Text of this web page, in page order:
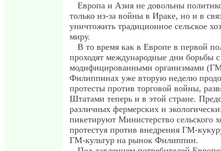
Европа и Азия не довольны
только из-за войны в Ираке, но и в
уничтожить традиционное сельское
миру.
В то время как в Европе в первой
проходят международные дни борьбы с
модифицированными организмами
Филиппинах уже вторую неделю
протесты против торговой войны,
Штатами теперь и в этой стране.
различных фермерских и
пикетируют Министерство сельского
протестуя против внедрения ГМ-
ГМ-культур на рынок Филиппин.